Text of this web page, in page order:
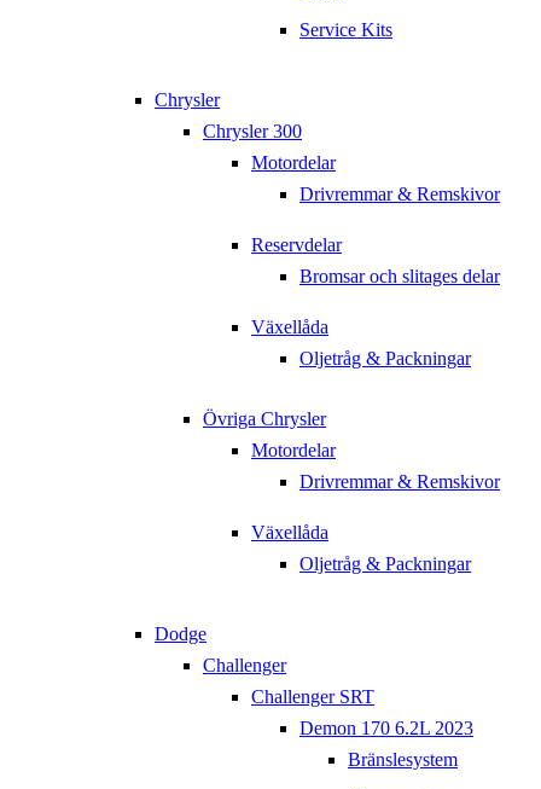
Service Kits
Chrysler
Chrysler 300
Motordelar
Drivremmar & Remskivor
Reservdelar
Bromsar och slitages delar
Växellåda
Oljetråg & Packningar
Övriga Chrysler
Motordelar
Drivremmar & Remskivor
Växellåda
Oljetråg & Packningar
Dodge
Challenger
Challenger SRT
Demon 170 6.2L 2023
Bränslesystem